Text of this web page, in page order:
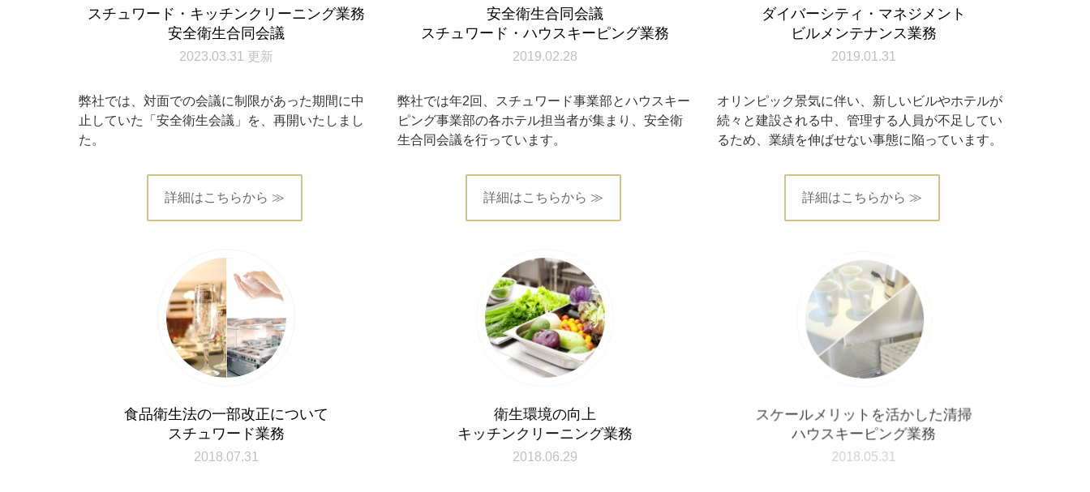
スチュワード・キッチンクリーニング業務
安全衛生合同会議
2023.03.31 更新
弊社では、対面での会議に制限があった期間に中
止していた「安全衛生会議」を、再開いたしまし
た。
詳細はこちらから ≫
安全衛生合同会議
スチュワード・ハウスキーピング業務
2019.02.28
弊社では年2回、スチュワード事業部とハウスキー
ピング事業部の各ホテル担当者が集まり、安全衛
生合同会議を行っています。
詳細はこちらから ≫
ダイバーシティ・マネジメント
ビルメンテナンス業務
2019.01.31
オリンピック景気に伴い、新しいビルやホテルが
続々と建設される中、管理する人員が不足してい
るため、業績を伸ばせない事態に陥っています。
詳細はこちらから ≫
食品衛生法の一部改正について
スチュワード業務
2018.07.31
衛生環境の向上
キッチンクリーニング業務
2018.06.29
スケールメリットを活かした清掃
ハウスキーピング業務
2018.05.31